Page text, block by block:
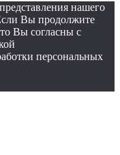
нашего
Вы продолжите
Вы согласны с
персональных